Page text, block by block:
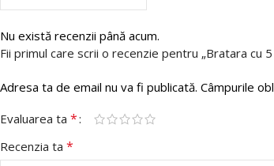
Nu există recenzii până acum.
Fii primul care scrii o recenzie pentru „Bratara cu
Adresa ta de email nu va fi publicată. Câmpurile
Evaluarea ta *
Recenzia ta *